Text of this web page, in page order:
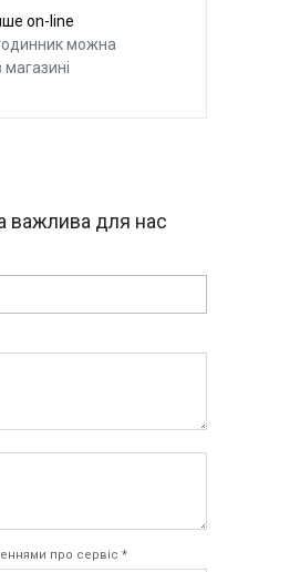
on-line
можна
важлива для нас
про сервіс *